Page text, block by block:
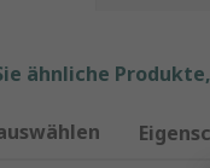
ähnliche